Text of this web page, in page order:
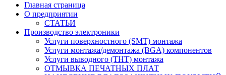
Главная страница
О предприятии
СТАТЬИ
Производство электроники
Услуги поверхностного (SMT) монтажа
Услуги монтажа/демонтажа (BGA) компонентов
Услуги выводного (THT) монтажа
ОТМЫВКА ПЕЧАТНЫХ ПЛАТ